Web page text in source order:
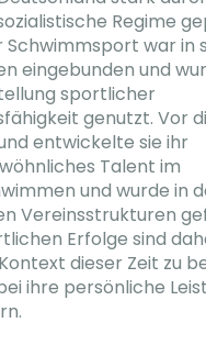
Regime
Schwimmsport war in
eingebunden und
sportlicher
genutzt. Vor
entwickelte sie ihr
Talent im
und wurde in
Vereinsstrukturen
Erfolge sind
dieser Zeit zu
ihre persönliche